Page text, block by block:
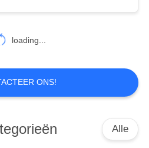
25
88
loading...
ONS!
Alle